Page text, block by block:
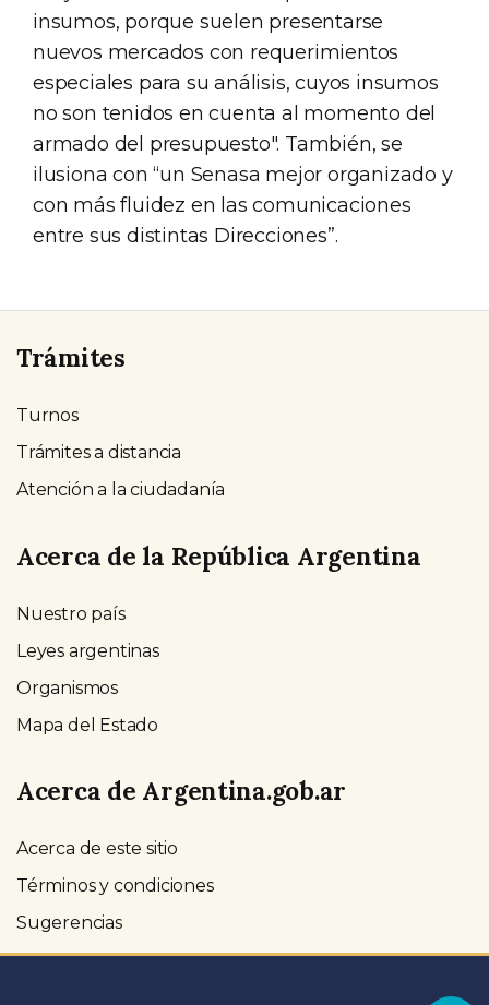
insumos, porque suelen presentarse
nuevos mercados con requerimientos
especiales para su análisis, cuyos insumos
no son tenidos en cuenta al momento del
armado del presupuesto". También, se
ilusiona con “un Senasa mejor organizado y
con más fluidez en las comunicaciones
entre sus distintas Direcciones”.
Trámites
Turnos
Trámites a distancia
Atención a la ciudadanía
Acerca de la República Argentina
Nuestro país
Leyes argentinas
Organismos
Mapa del Estado
Acerca de Argentina.gob.ar
Acerca de este sitio
Términos y condiciones
Sugerencias